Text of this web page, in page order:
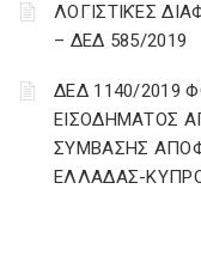
ΛΟΓΙΣΤΙΚΈΣ
– ΔΕΔ 585/2019
ΔΕΔ 1140/2019
ΕΙΣΟΔΗΜΑΤΟΣ
ΣΥΜΒΑΣΗΣ
ΕΛΛΑΔΑΣ-